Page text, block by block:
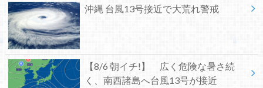
沖縄 台風13号接近で大荒れ警戒
【8/6 朝イチ!】 広く危険な暑さ続
く、南西諸島へ台風13号が接近